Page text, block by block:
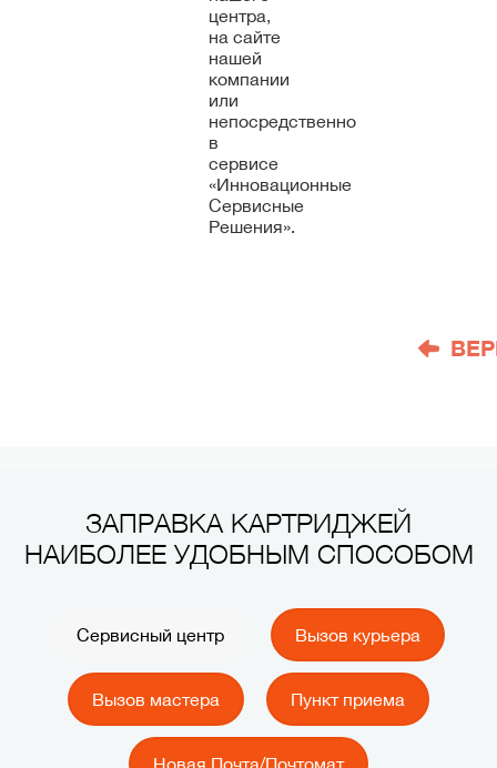
центра,
на сайте
нашей
компании
или
непосредственно
в
сервисе
«Инновационные
Сервисные
Решения».
ЗАПРАВКА КАРТРИДЖЕЙ
НАИБОЛЕЕ УДОБНЫМ СПОСОБОМ
Сервисный центр Вызов курьера
Вызов мастера Пункт приема
Новая Почта/Почтомат